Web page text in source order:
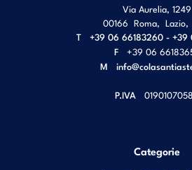
Via Aurelia, 1249
00166 Roma Lazio
T
+39 06 66183260 - +39
F
+39 06
M
P.IVA
Categorie